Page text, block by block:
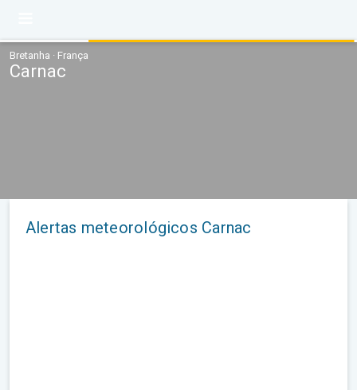
Bretanha · França
Carnac
Alertas meteorológicos Carnac